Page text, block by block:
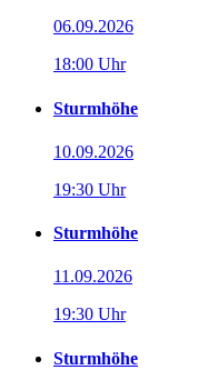
06.09.2026
18:00 Uhr
Sturmhöhe
10.09.2026
19:30 Uhr
Sturmhöhe
11.09.2026
19:30 Uhr
Sturmhöhe